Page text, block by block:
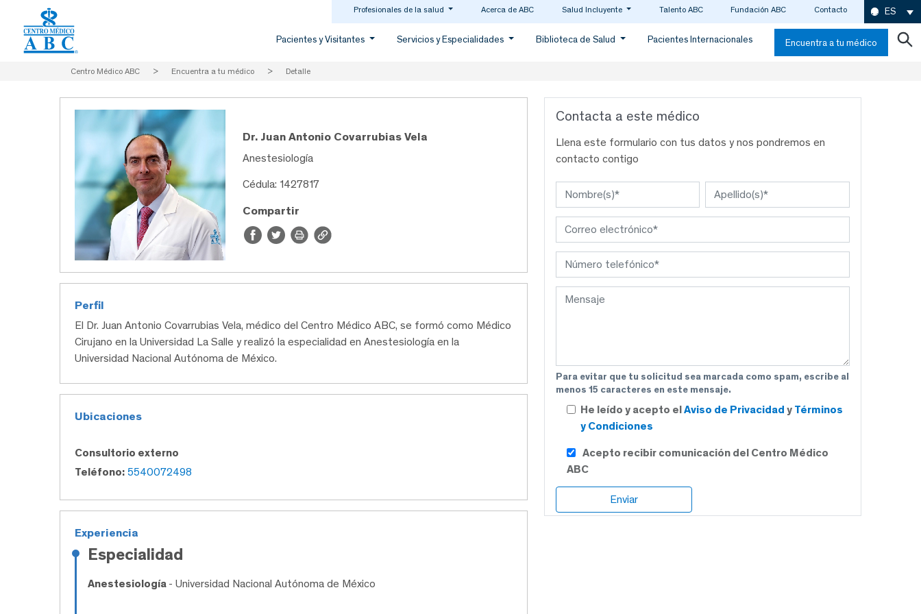
Profesionales de la salud Acerca de ABC Salud Incluyente Talento ABC Fundación ABC Contacto ES
Pacientes y Visitantes Servicios y Especialidades Biblioteca de Salud Pacientes Internacionales Encuentra a tu médico
Centro Médico ABC > Encuentra a tu médico > Detalle
Dr. Juan Antonio Covarrubias Vela
Anestesiología
Cédula: 1427817
Compartir
Perfil
El Dr. Juan Antonio Covarrubias Vela, médico del Centro Médico ABC, se formó como Médico
Cirujano en la Universidad La Salle y realizó la especialidad en Anestesiología en la
Universidad Nacional Autónoma de México.
Ubicaciones
Consultorio externo
Teléfono: 5540072498
Experiencia
Especialidad
Anestesiología - Universidad Nacional Autónoma de México
Contacta a este médico
Llena este formulario con tus datos y nos pondremos en
contacto contigo
Para evitar que tu solicitud sea marcada como spam, escribe al
menos 15 caracteres en este mensaje.
He leído y acepto elAviso de Privacidad y Términos
y Condiciones
Acepto recibir comunicación del Centro Médico
ABC